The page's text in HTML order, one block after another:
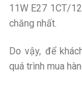
11W E27 1CT/
chăng nhất.
Do vậy, để
quá trình mua